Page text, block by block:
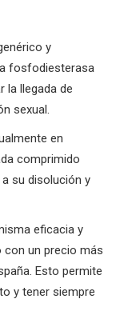
y
fosfodiesterasa
la llegada de
sexual.
en
comprimido
su disolución y
eficacia y
con un precio más
Esto permite
y tener siempre